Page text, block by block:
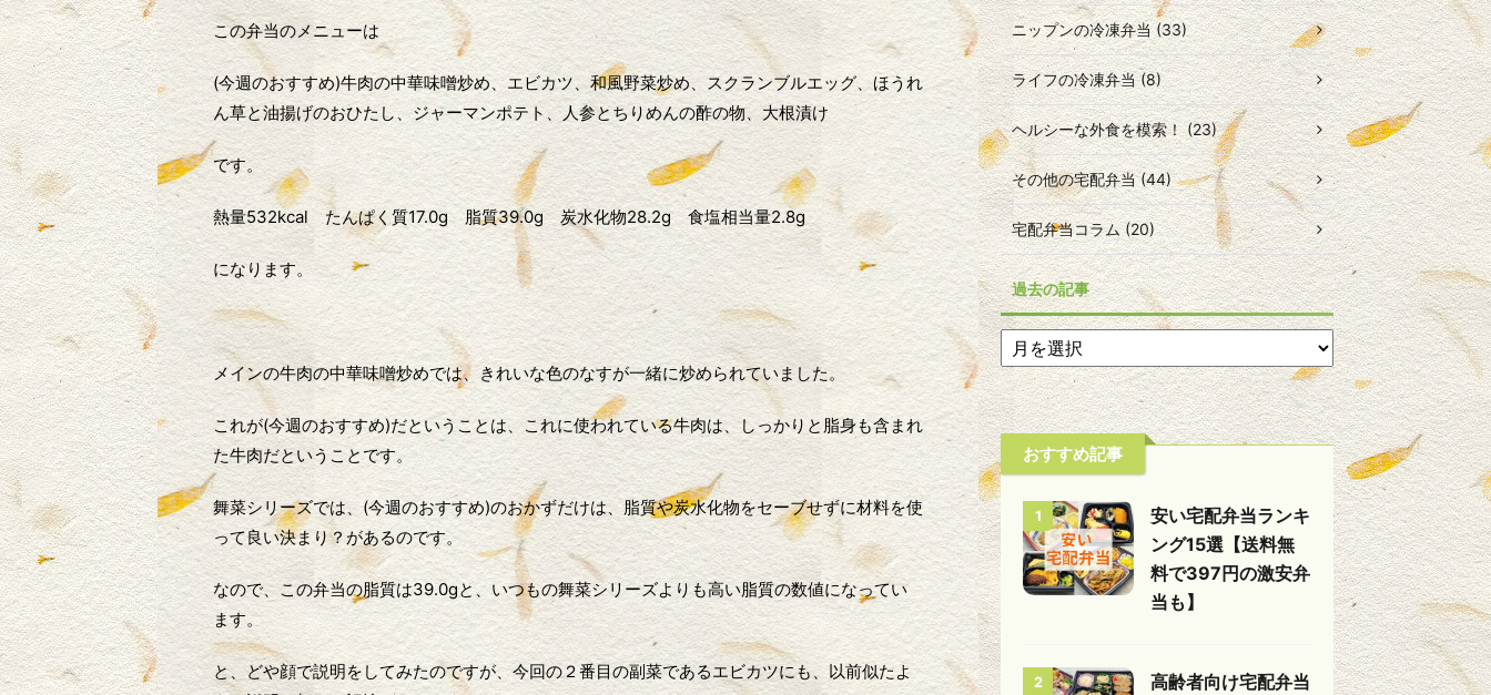
この弁当のメニューは
(今週のおすすめ)牛肉の中華味噌炒め、エビカツ、和風野菜炒め、スクランブルエッグ、ほうれ
ん草と油揚げのおひたし、ジャーマンポテト、人参とちりめんの酢の物、大根漬け
です。
熱量532kcal たんぱく質17.0g 脂質39.0g 炭水化物28.2g 食塩相当量2.8g
になります。
メインの牛肉の中華味噌炒めでは、きれいな色のなすが一緒に炒められていました。
これが(今週のおすすめ)だということは、これに使われている牛肉は、しっかりと脂身も含まれ
た牛肉だということです。
舞菜シリーズでは、(今週のおすすめ)のおかずだけは、脂質や炭水化物をセーブせずに材料を使
って良い決まり？があるのです。
なので、この弁当の脂質は39.0gと、いつもの舞菜シリーズよりも高い脂質の数値になってい
ます。
と、どや顔で説明をしてみたのですが、今回の２番目の副菜であるエビカツにも、以前似たよ
ニップンの冷凍弁当 (33)
ライフの冷凍弁当 (8)
ヘルシーな外食を模索！ (23)
その他の宅配弁当 (44)
宅配弁当コラム (20)
過去の記事
おすすめ記事
1
安い宅配弁当ランキ
ング15選【送料無
料で397円の激安弁
当も】
2 高齢者向け宅配弁当